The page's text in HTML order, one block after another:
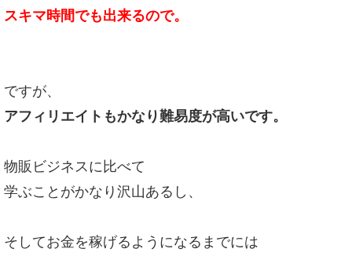
スキマ時間でも出来るので。
ですが、
アフィリエイトもかなり難易度が高いです。
物販ビジネスに比べて
学ぶことがかなり沢山あるし、
そしてお金を稼げるようになるまでには